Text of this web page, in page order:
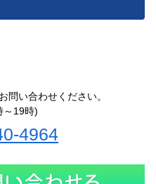
問い合わせください。
～19時)
4964